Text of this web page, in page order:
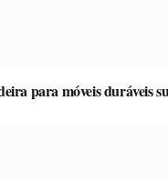
para móveis duráveis